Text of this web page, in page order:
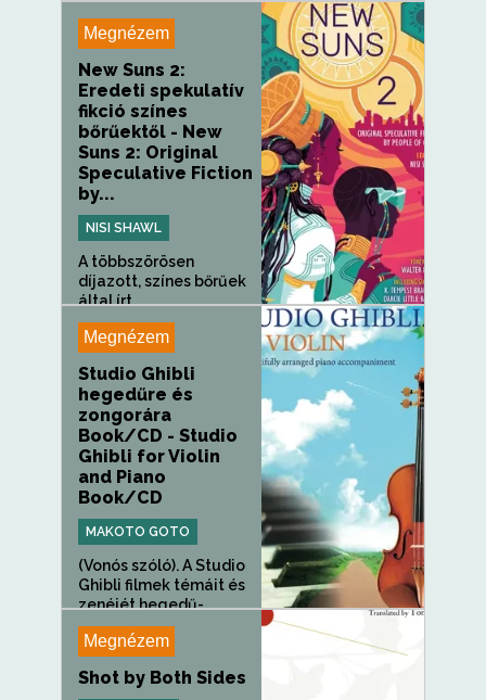
Megnézem
New Suns 2:
Eredeti spekulatív
fikció színes
bőrűektől - New
Suns 2: Original
Speculative Fiction
by...
NISI SHAWL
A többszörösen
díjazott, színes bőrűek
által írt...
Megnézem
Studio Ghibli
hegedűre és
zongorára
Book/CD - Studio
Ghibli for Violin
and Piano
Book/CD
MAKOTO GOTO
(Vonós szóló). A Studio
Ghibli filmek témáit és
zenéjét hegedű-
zongora...
Megnézem
Shot by Both Sides